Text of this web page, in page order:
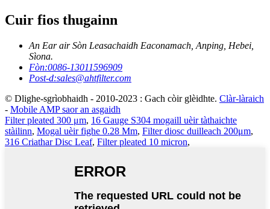
Cuir fios thugainn
An Ear air Sòn Leasachaidh Eaconamach, Anping, Hebei,
Sìona.
Fòn:0086-13011596909
Post-d:sales@ahtfilter.com
© Dlighe-sgrìobhaidh - 2010-2023 : Gach còir glèidhte. Clàr-làraich
- Mobile AMP saor an asgaidh
Filter pleated 300 μm, 16 Gauge S304 mogaill uèir tàthaichte
stàilinn, Mogal uèir fighe 0.28 Mm, Filter diosc duilleach 200μm,
316 Criathar Disc Leaf, Filter pleated 10 micron,